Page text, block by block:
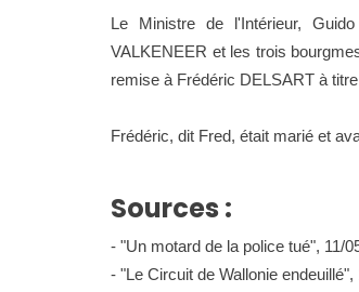
Le Ministre de l'Intérieur,
VALKENEER et les trois
remise à Frédéric DELSART à
Frédéric, dit Fred, était marié et
Sources :
- "Un motard de la police tué", 11/
- "Le Circuit de Wallonie